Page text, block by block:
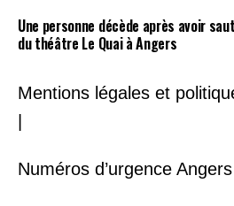
Une personne décède après avoir
du théâtre Le Quai à Angers
Mentions légales et
|
Numéros d’urgence Angers |